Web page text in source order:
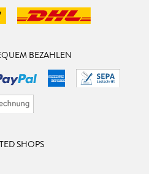
BEZAHLEN
SHOPS